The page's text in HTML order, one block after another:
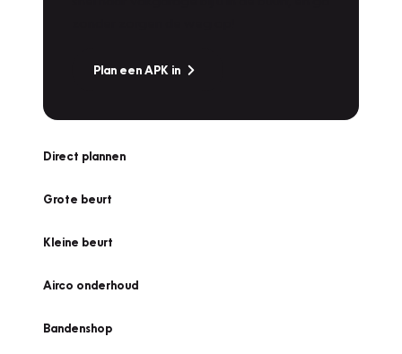
Plan een APK in
Direct plannen
Grote beurt
Kleine beurt
Airco onderhoud
Bandenshop